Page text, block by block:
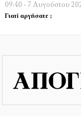
09:40 - 7 Αυγούστου
Γιατί αργήσατε ;